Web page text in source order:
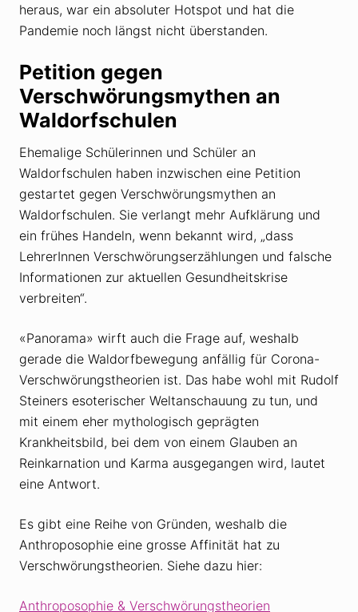
heraus, war ein absoluter Hotspot und hat die
Pandemie noch längst nicht überstanden.
Petition gegen
Verschwörungsmythen an
Waldorfschulen
Ehemalige Schülerinnen und Schüler an
Waldorfschulen haben inzwischen eine Petition
gestartet gegen Verschwörungsmythen an
Waldorfschulen. Sie verlangt mehr Aufklärung und
ein frühes Handeln, wenn bekannt wird, „dass
LehrerInnen Verschwörungserzählungen und falsche
Informationen zur aktuellen Gesundheitskrise
verbreiten“.
«Panorama» wirft auch die Frage auf, weshalb
gerade die Waldorfbewegung anfällig für Corona-
Verschwörungstheorien ist. Das habe wohl mit Rudolf
Steiners esoterischer Weltanschauung zu tun, und
mit einem eher mythologisch geprägten
Krankheitsbild, bei dem von einem Glauben an
Reinkarnation und Karma ausgegangen wird, lautet
eine Antwort.
Es gibt eine Reihe von Gründen, weshalb die
Anthroposophie eine grosse Affinität hat zu
Verschwörungstheorien. Siehe dazu hier:
Anthroposophie & Verschwörungstheorien